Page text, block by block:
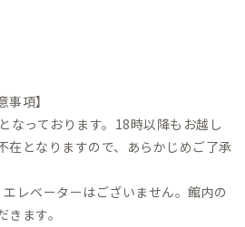
かけていただけたら嬉しいです！
事項】
なっております。18時以降もお越し
在となりますので、あらかじめご了承
レベーターはございません。館内の
ます。